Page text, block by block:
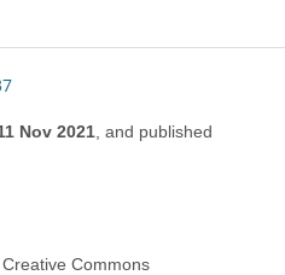
Nov 2021 and published
Commons